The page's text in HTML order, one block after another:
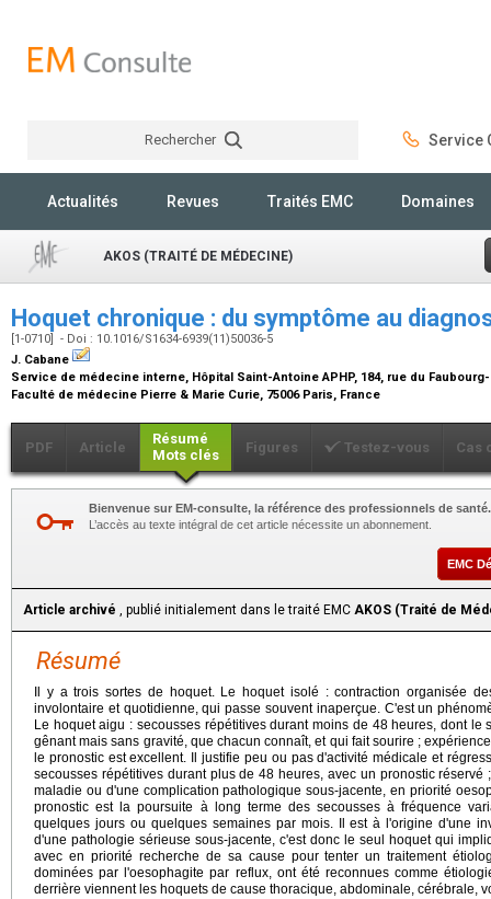
Rechercher Service
Actualités Revues Traités EMC Domaines
AKOS (TRAITÉ DE MÉDECINE)
Hoquet chronique : du symptôme au
[1-0710] - Doi : 10.1016/S1634-6939(11)50036-5
J. Cabane
Service de médecine interne, Hôpital Saint-Antoine APHP, 184, rue du
Faculté de médecine Pierre & Marie Curie, 75006 Paris, France
PDF Article
Résumé
Mots clés
Figures Testez-vous Cas
Bienvenue sur EM-consulte, la référence des professionnels de santé.
L’accès au texte intégral de cet article nécessite un abonnement.
EMC
Article archivé , publié initialement dans le traité EMC AKOS (Traité de
Résumé
Il y a trois sortes de hoquet. Le hoquet isolé : contraction organisée
involontaire et quotidienne, qui passe souvent inaperçue. C'est un
Le hoquet aigu : secousses répétitives durant moins de 48 heures, dont le
gênant mais sans gravité, que chacun connaît, et qui fait sourire ;
le pronostic est excellent. Il justifie peu ou pas d'activité médicale et
secousses répétitives durant plus de 48 heures, avec un pronostic
maladie ou d'une complication pathologique sous-jacente, en priorité
pronostic est la poursuite à long terme des secousses à fréquence
quelques jours ou quelques semaines par mois. Il est à l'origine d'une
d'une pathologie sérieuse sous-jacente, c'est donc le seul hoquet qui
avec en priorité recherche de sa cause pour tenter un traitement
dominées par l'oesophagite par reflux, ont été reconnues comme
derrière viennent les hoquets de cause thoracique, abdominale, cérébrale,